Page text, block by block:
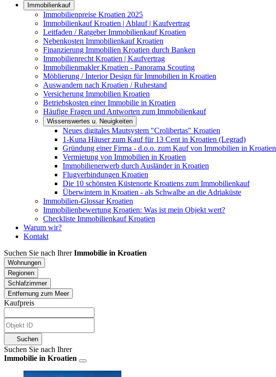
Immobilienkauf
Immobilienpreise Kroatien 2025
Immobilienkauf Kroatien | Ablauf | Kaufvertrag
Leitfaden / Ratgeber Immobilienkauf Kroatien
Nebenkosten Immobilienkauf Kroatien
Finanzierung Immobilien Kroatien durch Banken
Immobilienrecht Kroatien | Kaufvertrag
Immobilienmakler Kroatien - Panorama Scouting
Möblierung / Interior Design für Immobilien in Kroatien
Auswandern nach Kroatien / Ruhestand
Versicherung Immobilien Kroatien
Betriebskosten einer Immobilie in Kroatien
Häufige Fragen und Antworten zum Immobilienkauf
Wissenswertes u. Neuigkeiten
Neues digitales Mautsystem "Crolibertas" Kroatien
1-Kuna Häuser zum Kauf für 13 Cent in Kroatien (Legrad)
Gründung einer Firma - d.o.o. zum Kauf von Immobilien in Kroatien
Vermietung von Immobilien in Kroatien
Immobilienerwerb durch Ausländer in Kroatien
Flugverbindungen Kroatien
Die 10 schönsten Küstenorte Kroatiens zum Immobilienkauf
Überwintern in Kroatien - als Schwalbe an die Adriaküste
Immobilien-Glossar Kroatien
Immobilienbewertung Kroatien: Was ist mein Objekt wert?
Checkliste Immobilienkauf Kroatien
Warum wir?
Kontakt
Suchen Sie nach IhrerImmobilie in Kroatien
Wohnungen
Regionen
Schlafzimmer
Entfernung zum Meer
Kaufpreis
Suchen
Suchen Sie nach Ihrer
Immobilie in Kroatien